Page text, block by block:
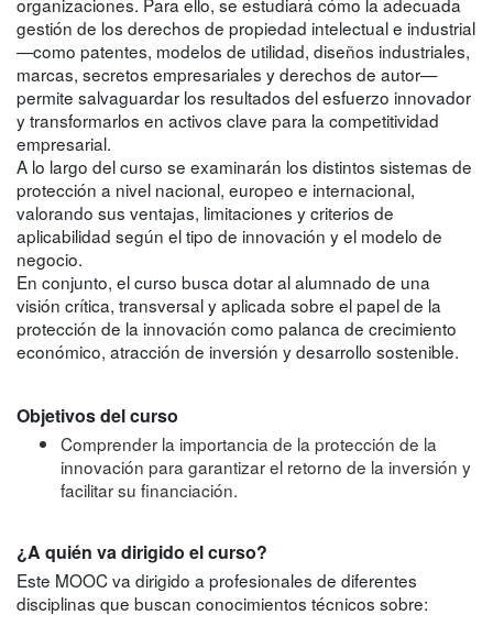
gestión de los derechos de propiedad intelectual e industrial
—como patentes, modelos de utilidad, diseños industriales,
marcas, secretos empresariales y derechos de autor—
permite salvaguardar los resultados del esfuerzo innovador
y transformarlos en activos clave para la competitividad
empresarial.
A lo largo del curso se examinarán los distintos sistemas de
protección a nivel nacional, europeo e internacional,
valorando sus ventajas, limitaciones y criterios de
aplicabilidad según el tipo de innovación y el modelo de
negocio.
En conjunto, el curso busca dotar al alumnado de una
visión crítica, transversal y aplicada sobre el papel de la
protección de la innovación como palanca de crecimiento
económico, atracción de inversión y desarrollo sostenible.
Objetivos del curso
Comprender la importancia de la protección de la
innovación para garantizar el retorno de la inversión y
facilitar su financiación.
¿A quién va dirigido el curso?
Este MOOC va dirigido a profesionales de diferentes
disciplinas que buscan conocimientos técnicos sobre: